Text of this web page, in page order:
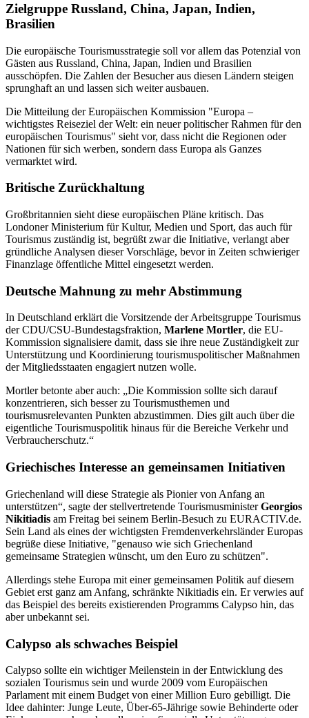
Zielgruppe Russland, China, Japan, Indien,
Brasilien
Die europäische Tourismusstrategie soll vor allem das Potenzial von
Gästen aus Russland, China, Japan, Indien und Brasilien
ausschöpfen. Die Zahlen der Besucher aus diesen Ländern steigen
sprunghaft an und lassen sich weiter ausbauen.
Die Mitteilung der Europäischen Kommission "Europa –
wichtigstes Reiseziel der Welt: ein neuer politischer Rahmen für den
europäischen Tourismus" sieht vor, dass nicht die Regionen oder
Nationen für sich werben, sondern dass Europa als Ganzes
vermarktet wird.
Britische Zurückhaltung
Großbritannien sieht diese europäischen Pläne kritisch. Das
Londoner Ministerium für Kultur, Medien und Sport, das auch für
Tourismus zuständig ist, begrüßt zwar die Initiative, verlangt aber
gründliche Analysen dieser Vorschläge, bevor in Zeiten schwieriger
Finanzlage öffentliche Mittel eingesetzt werden.
Deutsche Mahnung zu mehr Abstimmung
In Deutschland erklärt die Vorsitzende der Arbeitsgruppe Tourismus
der CDU/CSU-Bundestagsfraktion, Marlene Mortler, die EU-
Kommission signalisiere damit, dass sie ihre neue Zuständigkeit zur
Unterstützung und Koordinierung tourismuspolitischer Maßnahmen
der Mitgliedsstaaten engagiert nutzen wolle.
Mortler betonte aber auch: „Die Kommission sollte sich darauf
konzentrieren, sich besser zu Tourismusthemen und
tourismusrelevanten Punkten abzustimmen. Dies gilt auch über die
eigentliche Tourismuspolitik hinaus für die Bereiche Verkehr und
Verbraucherschutz.“
Griechisches Interesse an gemeinsamen Initiativen
Griechenland will diese Strategie als Pionier von Anfang an
unterstützen“, sagte der stellvertretende TourismusministerGeorgios
Nikitiadis am Freitag bei seinem Berlin-Besuch zu EURACTIV.de.
Sein Land als eines der wichtigsten Fremdenverkehrsländer Europas
begrüße diese Initiative, "genauso wie sich Griechenland
gemeinsame Strategien wünscht, um den Euro zu schützen".
Allerdings stehe Europa mit einer gemeinsamen Politik auf diesem
Gebiet erst ganz am Anfang, schränkte Nikitiadis ein. Er verwies auf
das Beispiel des bereits existierenden Programms Calypso hin, das
aber unbekannt sei.
Calypso als schwaches Beispiel
Calypso sollte ein wichtiger Meilenstein in der Entwicklung des
sozialen Tourismus sein und wurde 2009 vom Europäischen
Parlament mit einem Budget von einer Million Euro gebilligt. Die
Idee dahinter: Junge Leute, Über-65-Jährige sowie Behinderte oder